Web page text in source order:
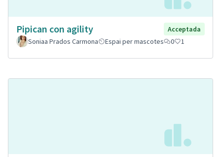
Pipican con agility
Acceptada
Soniaa Prados Carmona
Espai per mascotes 0 1